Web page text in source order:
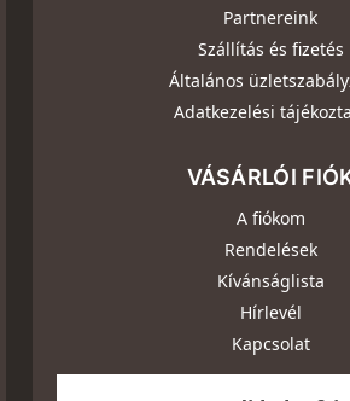
Partnereink
Szállítás és fizetés
Általános
Adatkezelési
VÁSÁRLÓI
A fiókom
Rendelések
Kívánságlista
Hírlevél
Kapcsolat